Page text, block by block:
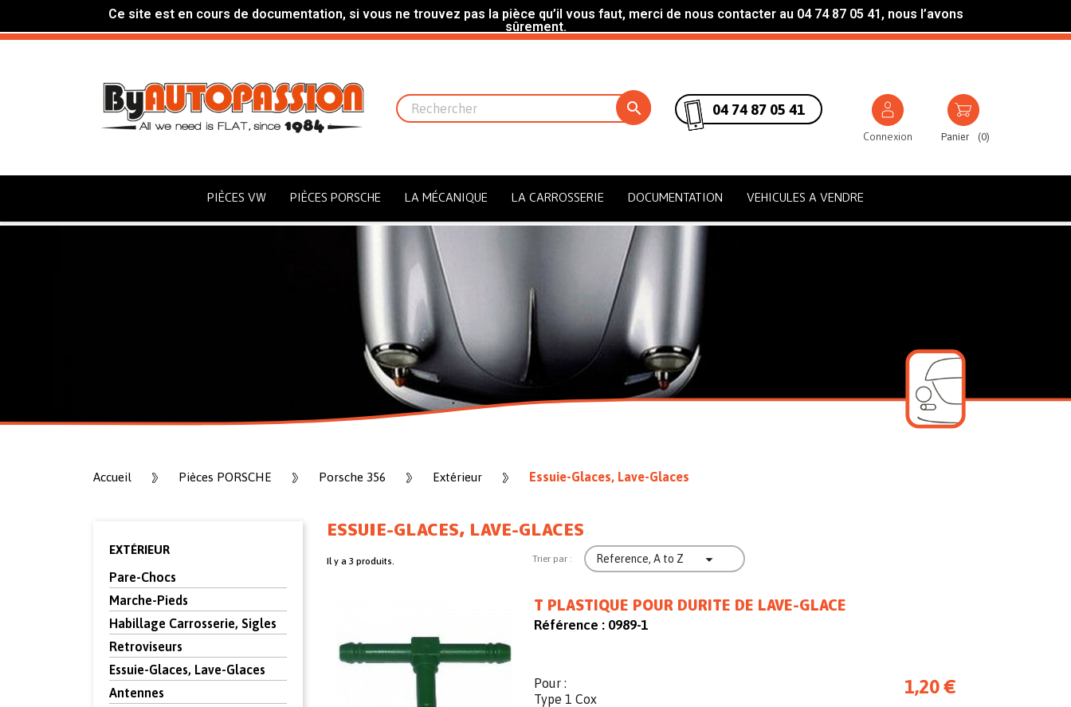
Ce site est en cours de documentation, si vous ne trouvez pas la pièce qu’il vous faut, merci de nous contacter au 04 74 87 05 41, nous l’avons
sûrement.
 04 74 87 05 41
Connexion Panier (0)
PIÈCES VW PIÈCES PORSCHE LA MÉCANIQUE LA CARROSSERIE DOCUMENTATION VEHICULES A VENDRE
Accueil Pièces PORSCHE Porsche 356 Extérieur Essuie-Glaces, Lave-Glaces
EXTÉRIEUR
Pare-Chocs
Marche-Pieds
Habillage Carrosserie, Sigles
Retroviseurs
Essuie-Glaces, Lave-Glaces
Antennes
ESSUIE-GLACES, LAVE-GLACES
Il y a 3 produits. Trier par : Reference, A to Z 
T PLASTIQUE POUR DURITE DE LAVE-GLACE
Référence : 0989-1
Pour :
Type 1 Cox
1,20 €